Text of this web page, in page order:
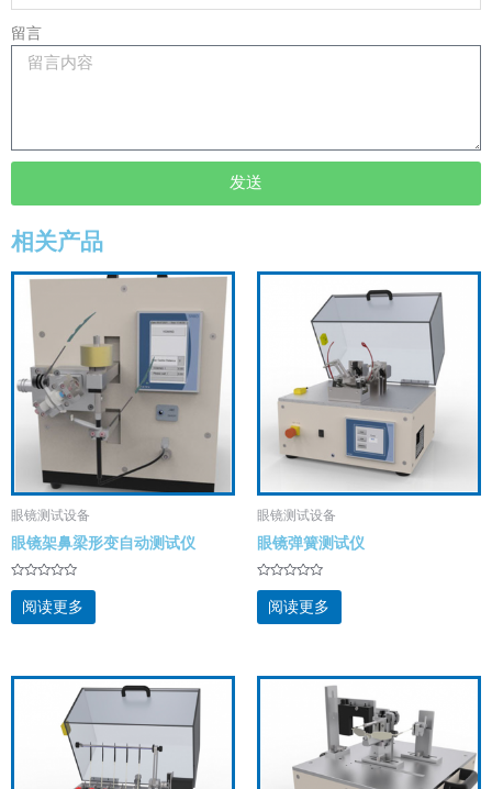
留言
发送
相关产品
眼镜测试设备
眼镜架鼻梁形变自动测试仪
评
分
&sol;
阅读更多
眼镜测试设备
眼镜弹簧测试仪
评
分
&sol;
阅读更多